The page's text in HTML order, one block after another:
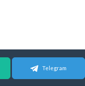
Telegram